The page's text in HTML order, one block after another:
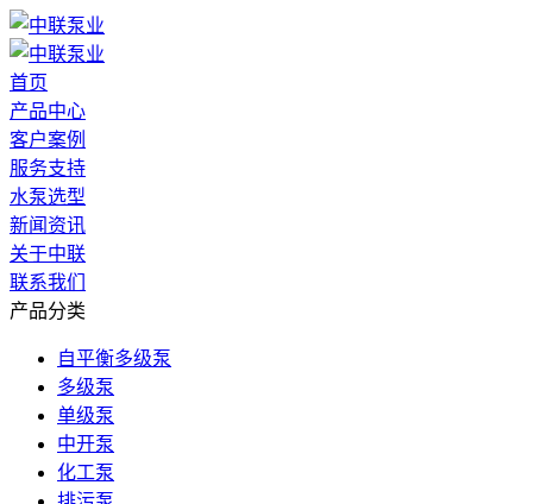
首页
产品中心
客户案例
服务支持
水泵选型
新闻资讯
关于中联
联系我们
产品分类
自平衡多级泵
多级泵
单级泵
中开泵
化工泵